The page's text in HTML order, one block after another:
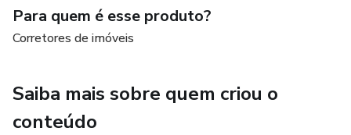
tomando decisões mais assertivas e evitando conflitos
desnecessários.
clientes, gerando uma rede sólida de indicações e
oportunidades.
Para quem é esse produto?
Corretores de imóveis
Saiba mais sobre quem criou o
conteúdo